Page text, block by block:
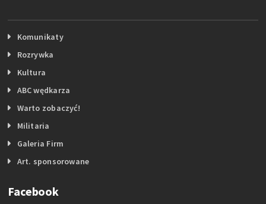
Komunikaty
Rozrywka
Kultura
ABC wędkarza
Warto zobaczyć!
Militaria
Galeria Firm
Art. sponsorowane
Facebook